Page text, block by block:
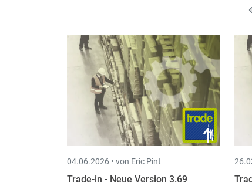
04.06.2026 • von Eric Pint
Trade-in - Neue Version 3.69